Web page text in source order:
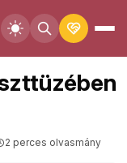
2 perces olvasmány